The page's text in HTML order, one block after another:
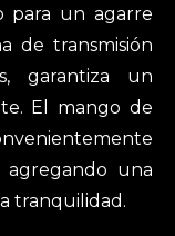
para un agarre
de transmisión
garantiza un
El mango de
agregando una
tranquilidad.